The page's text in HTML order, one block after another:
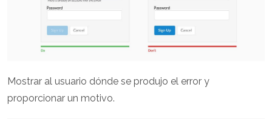
Mostrar al usuario dónde se produjo el error y
proporcionar un motivo.